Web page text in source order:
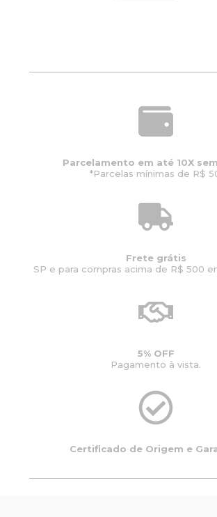
Parcelamento em até 10X
*Parcelas mínimas de R$
Frete grátis
SP e para compras acima de R$ 500
5% OFF
Pagamento à vista.
Certificado de Origem e